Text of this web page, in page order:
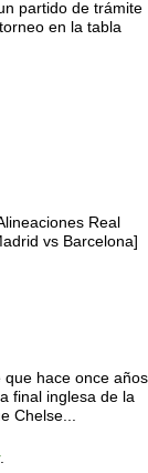
partido de trámite
en la tabla
Real
vs Barcelona]
que hace once años
final inglesa de la
Chelse...
.